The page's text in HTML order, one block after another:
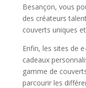
Besançon, vous
des créateurs
couverts uniques
Enfin, les sites de
cadeaux
gamme de
parcourir les